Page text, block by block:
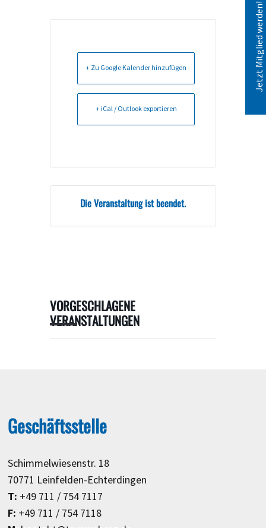
+ Zu Google Kalender hinzufügen
+ iCal / Outlook exportieren
Die Veranstaltung ist beendet.
VORGESCHLAGENE
VERANSTALTUNGEN
Jetzt Mitglied werden!
Geschäftsstelle
Schimmelwiesenstr. 18
70771 Leinfelden-Echterdingen
T: +49 711 / 754 7117
F: +49 711 / 754 7118